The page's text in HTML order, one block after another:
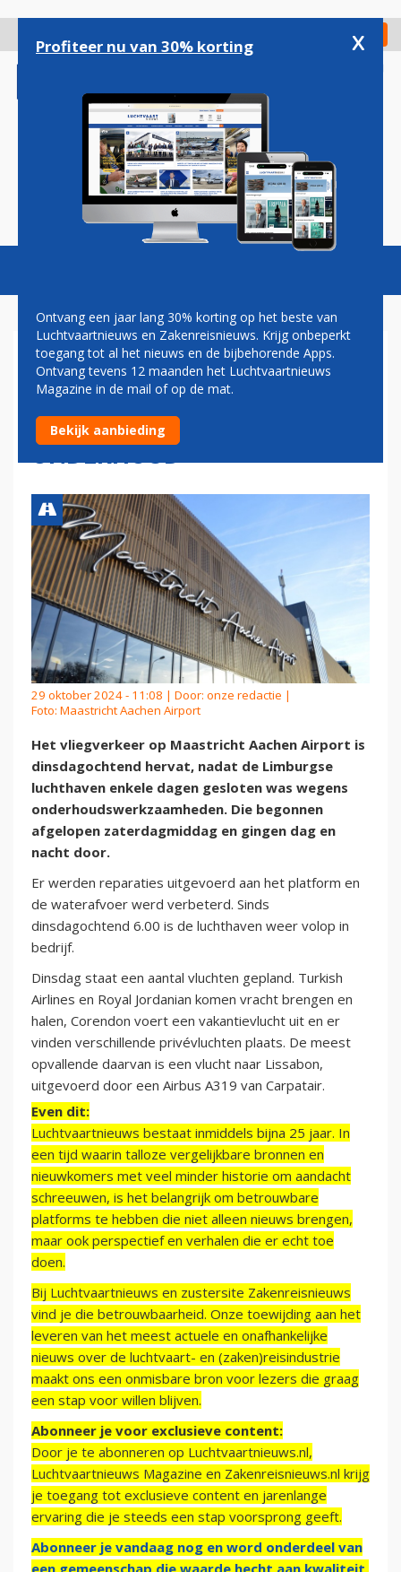
gaan
Check in
Magazine Podcasts Vacatures
MAASTRICHT AACHEN
AIRPORT WEER OPEN NA
ENKELE DAGEN VAN
ONDERHOUD
29 oktober 2024 - 11:08 | Door: onze redactie |
Foto: Maastricht Aachen Airport
Het vliegverkeer op Maastricht Aachen Airport is
dinsdagochtend hervat, nadat de Limburgse
luchthaven enkele dagen gesloten was wegens
onderhoudswerkzaamheden. Die begonnen
afgelopen zaterdagmiddag en gingen dag en
nacht door.
Er werden reparaties uitgevoerd aan het platform en
de waterafvoer werd verbeterd. Sinds
dinsdagochtend 6.00 is de luchthaven weer volop in
bedrijf.
Dinsdag staat een aantal vluchten gepland. Turkish
Airlines en Royal Jordanian komen vracht brengen en
halen, Corendon voert een vakantievlucht uit en er
vinden verschillende privévluchten plaats. De meest
opvallende daarvan is een vlucht naar Lissabon,
uitgevoerd door een Airbus A319 van Carpatair.
Even dit:
Luchtvaartnieuws bestaat inmiddels bijna 25 jaar. In
een tijd waarin talloze vergelijkbare bronnen en
nieuwkomers met veel minder historie om aandacht
schreeuwen, is het belangrijk om betrouwbare
platforms te hebben die niet alleen nieuws brengen,
maar ook perspectief en verhalen die er echt toe
doen.
Bij Luchtvaartnieuws en zustersite Zakenreisnieuws
vind je die betrouwbaarheid. Onze toewijding aan het
leveren van het meest actuele en onafhankelijke
nieuws over de luchtvaart- en (zaken)reisindustrie
maakt ons een onmisbare bron voor lezers die graag
een stap voor willen blijven.
Abonneer je voor exclusieve content:
Door je te abonneren op Luchtvaartnieuws.nl,
Luchtvaartnieuws Magazine en Zakenreisnieuws.nl krijg
je toegang tot exclusieve content en jarenlange
ervaring die je steeds een stap voorsprong geeft.
Abonneer je vandaag nog en word onderdeel van
Profiteer nu van 30% korting x
Ontvang een jaar lang 30% korting op het beste van
Luchtvaartnieuws en Zakenreisnieuws. Krijg onbeperkt
toegang tot al het nieuws en de bijbehorende Apps.
Ontvang tevens 12 maanden het Luchtvaartnieuws
Magazine in de mail of op de mat.
Bekijk aanbieding